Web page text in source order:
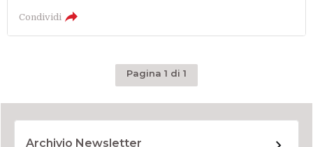
Condividi
Pagina 1 di 1
Archivio Newsletter